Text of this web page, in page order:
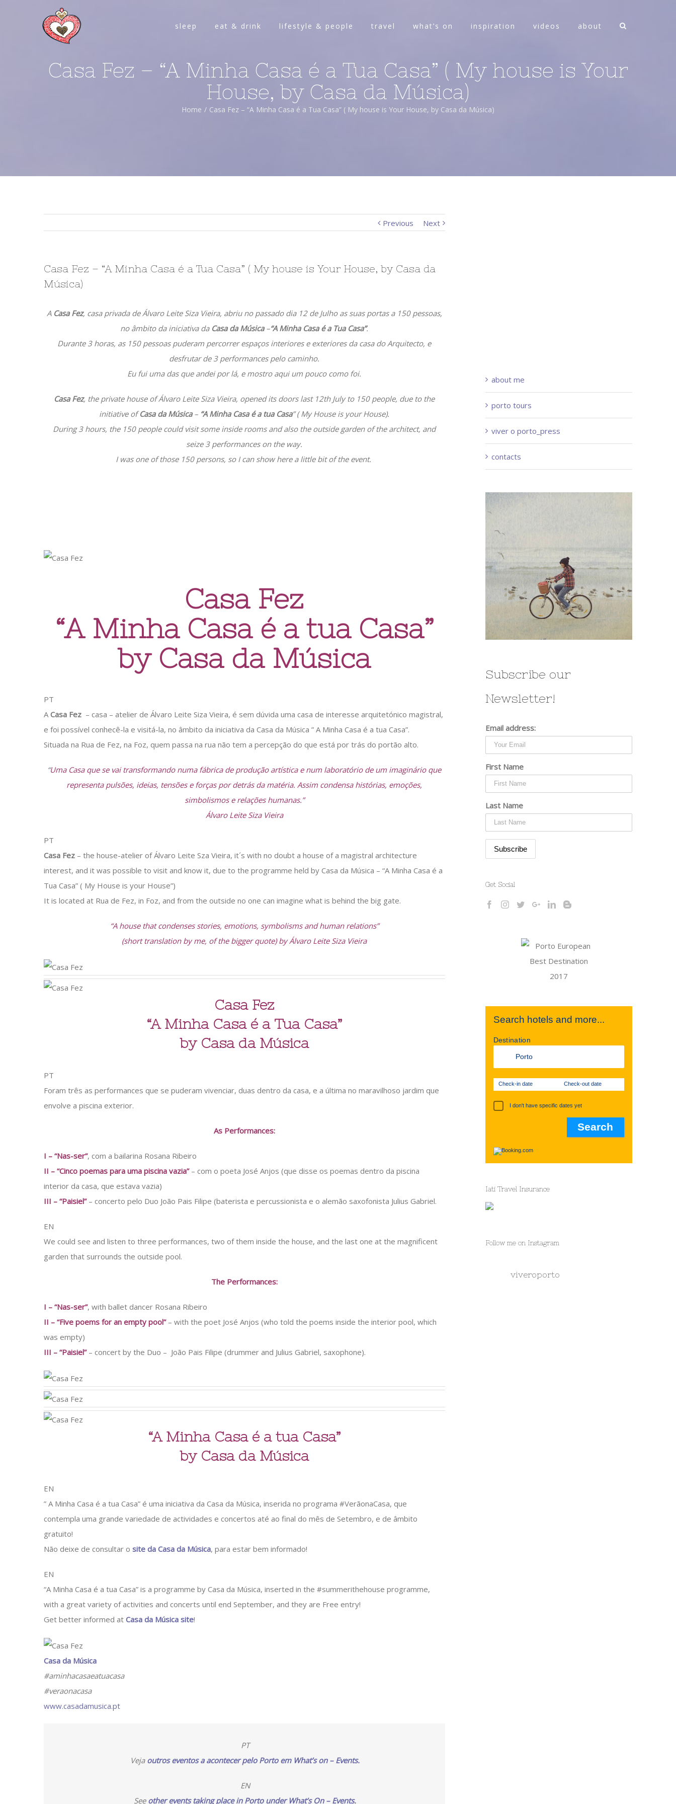
sleep eat & drink lifestyle & people travel what’s on inspiration videos about
Casa Fez – “A Minha Casa é a Tua Casa” ( My house is Your
House, by Casa da Música)
Home / Casa Fez – “A Minha Casa é a Tua Casa” ( My house is Your House, by Casa da Música)
Previous Next
Casa Fez – “A Minha Casa é a Tua Casa” ( My house is Your House, by Casa da
Música)
A Casa Fez, casa privada de Álvaro Leite Siza Vieira, abriu no passado dia 12 de Julho as suas portas a 150 pessoas,
no âmbito da iniciativa da Casa da Música–“A Minha Casa é a Tua Casa”.
Durante 3 horas, as 150 pessoas puderam percorrer espaços interiores e exteriores da casa do Arquitecto, e
desfrutar de 3 performances pelo caminho.
Eu fui uma das que andei por lá, e mostro aqui um pouco como foi.
Casa Fez, the private house of Álvaro Leite Siza Vieira, opened its doors last 12th July to 150 people, due to the
initiative ofCasa da Música– “A Minha Casa é a tua Casa” ( My House is your House).
During 3 hours, the 150 people could visit some inside rooms and also the outside garden of the architect, and
seize 3 performances on the way.
I was one of those 150 persons, so I can show here a little bit of the event.
Casa Fez
“A Minha Casa é a tua Casa”
by Casa da Música
PT
A Casa Fez – casa – atelier de Álvaro Leite Siza Vieira, é sem dúvida uma casa de interesse arquitetónico magistral,
e foi possível conhecê-la e visitá-la, no âmbito da iniciativa da Casa da Música ” A Minha Casa é a tua Casa”.
Situada na Rua de Fez, na Foz, quem passa na rua não tem a percepção do que está por trás do portão alto.
“Uma Casa que se vai transformando numa fábrica de produção artística e num laboratório de um imaginário que
representa pulsões, ideias, tensões e forças por detrás da matéria. Assim condensa histórias, emoções,
simbolismos e relações humanas.”
Álvaro Leite Siza Vieira
PT
Casa Fez – the house-atelier of Álvaro Leite Sza Vieira, it´s with no doubt a house of a magistral architecture
interest, and it was possible to visit and know it, due to the programme held by Casa da Música – “A Minha Casa é a
Tua Casa” ( My House is your House”)
It is located at Rua de Fez, in Foz, and from the outside no one can imagine what is behind the big gate.
“A house that condenses stories, emotions, symbolisms and human relations”
(short translation by me, of the bigger quote) by Álvaro Leite Siza Vieira
Casa Fez
“A Minha Casa é a Tua Casa”
by Casa da Música
PT
Foram três as performances que se puderam vivenciar, duas dentro da casa, e a última no maravilhoso jardim que
envolve a piscina exterior.
As Performances:
I – “Nas-ser”, com a bailarina Rosana Ribeiro
II – “Cinco poemas para uma piscina vazia”– com o poeta José Anjos (que disse os poemas dentro da piscina
interior da casa, que estava vazia)
III – “Paisiel”– concerto pelo Duo João Pais Filipe (baterista e percussionista e o alemão saxofonista Julius Gabriel.
EN
We could see and listen to three performances, two of them inside the house, and the last one at the magnificent
garden that surrounds the outside pool.
The Performances:
I – “Nas-ser”, with ballet dancer Rosana Ribeiro
II – “Five poems for an empty pool”– with the poet José Anjos (who told the poems inside the interior pool, which
was empty)
III – “Paisiel”– concert by the Duo – João Pais Filipe (drummer and Julius Gabriel, saxophone).
“A Minha Casa é a tua Casa”
by Casa da Música
EN
” A Minha Casa é a tua Casa” é uma iniciativa da Casa da Música, inserida no programa #VerãonaCasa, que
contempla uma grande variedade de actividades e concertos até ao final do mês de Setembro, e de âmbito
gratuito!
Não deixe de consultar o site da Casa da Música, para estar bem informado!
EN
“A Minha Casa é a tua Casa” is a programme by Casa da Música, inserted in the #summerithehouse programme,
with a great variety of activities and concerts until end September, and they are Free entry!
Get better informed at Casa da Música site!
Casa da Música
#aminhacasaeatuacasa
#veraonacasa
www.casadamusica.pt
PT
Veja outros eventos a acontecer pelo Porto em What’s on – Events.
EN
See other events taking place in Porto under What’s On – Events.
about me
porto tours
viver o porto_press
contacts
Subscribe our
Newsletter!
Email address:
First Name
Last Name
Get Social
Search hotels and more...
Destination
Check-in date Check-out date
I don't have specific dates yet
Iati Travel Insurance
Follow me on Instagram
viveroporto